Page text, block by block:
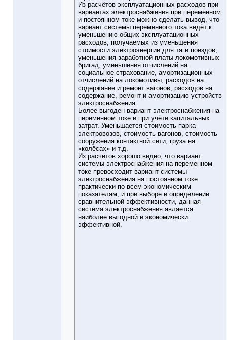
Из расчётов эксплуатационных расходов при
вариантах электроснабжения при переменном
и постоянном токе можно сделать вывод, что
вариант системы переменного тока ведёт к
уменьшению общих эксплуатационных
расходов, получаемых из уменьшения
стоимости электроэнергии для тяги поездов,
уменьшения заработной платы локомотивных
бригад, уменьшения отчислений на
социальное страхование, амортизационных
отчислений на локомотивы, расходов на
содержание и ремонт вагонов, расходов на
содержание, ремонт и амортизацию устройств
электроснабжения.
Более выгоден вариант электроснабжения на
переменном токе и при учёте капитальных
затрат. Уменьшается стоимость парка
электровозов, стоимость вагонов, стоимость
сооружения контактной сети, груза на
«колёсах» и т.д.
Из расчётов хорошо видно, что вариант
системы электроснабжения на переменном
токе превосходит вариант системы
электроснабжения на постоянном токе
практически по всем экономическим
показателям, и при выборе и определении
сравнительной эффективности, данная
система электроснабжения является
наиболее выгодной и экономически
эффективной.